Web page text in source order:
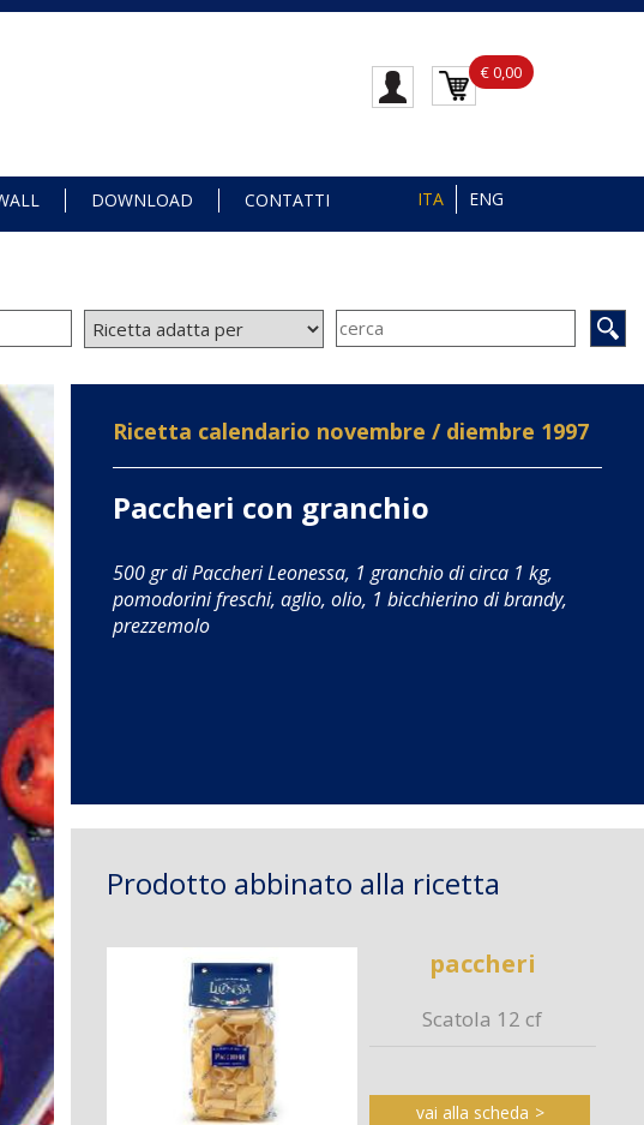
€ 0,00
DOWNLOAD CONTATTI ITA ENG
Ricetta calendario novembre / diembre 1997
Paccheri con granchio
500 gr di Paccheri Leonessa, 1 granchio di circa 1 kg,
pomodorini freschi, aglio, olio, 1 bicchierino di brandy,
prezzemolo
Prodotto abbinato alla ricetta
paccheri
Scatola 12 cf
vai alla scheda